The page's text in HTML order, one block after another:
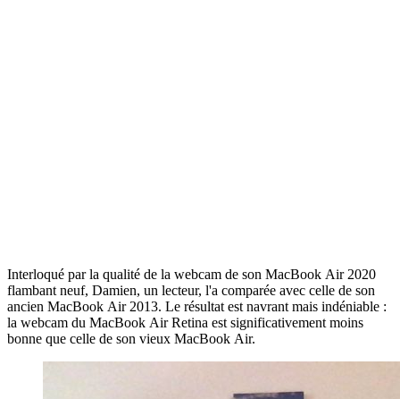
Interloqué par la qualité de la webcam de son MacBook Air 2020
flambant neuf, Damien, un lecteur, l'a comparée avec celle de son
ancien MacBook Air 2013. Le résultat est navrant mais indéniable :
la webcam du MacBook Air Retina est significativement moins
bonne que celle de son vieux MacBook Air.